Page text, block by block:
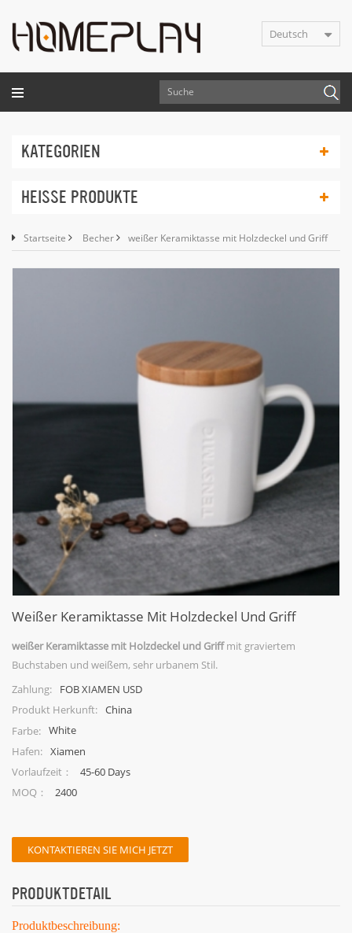
Deutsch
KATEGORIEN
HEISSE PRODUKTE
Startseite Becher weißer Keramiktasse mit Holzdeckel und Griff
Weißer Keramiktasse Mit Holzdeckel Und Griff
weißer Keramiktasse mit Holzdeckel und Griffmit graviertem
Buchstaben und weißem, sehr urbanem Stil.
Zahlung:
FOB XIAMEN USD
Produkt Herkunft: China
Farbe: White
Hafen: Xiamen
Vorlaufzeit：
45-60 Days
MOQ：
2400
KONTAKTIEREN SIE MICH JETZT
PRODUKTDETAIL
Produktbeschreibung: